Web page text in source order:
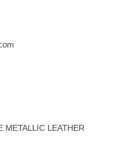
METALLIC LEATHER